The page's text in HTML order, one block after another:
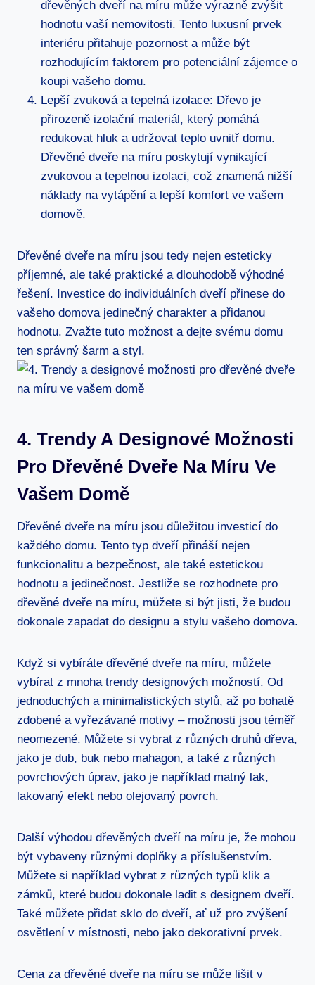
dřevěných dveří na míru může výrazně zvýšit
hodnotu vaší nemovitosti. Tento luxusní prvek
interiéru přitahuje pozornost a může být
rozhodujícím faktorem pro potenciální zájemce o
koupi vašeho domu.
Lepší zvuková a tepelná izolace: Dřevo je
přirozeně izolační materiál, který pomáhá
redukovat hluk a udržovat teplo uvnitř domu.
Dřevěné dveře na míru poskytují vynikající
zvukovou a tepelnou izolaci, což znamená nižší
náklady na vytápění a lepší komfort ve vašem
domově.
Dřevěné dveře na míru jsou tedy nejen esteticky
příjemné, ale také praktické a dlouhodobě výhodné
řešení. Investice do individuálních dveří přinese do
vašeho domova jedinečný charakter a přidanou
hodnotu. Zvažte tuto možnost a dejte svému domu
ten správný šarm a styl.
4. Trendy A Designové Možnosti
Pro Dřevěné Dveře Na Míru Ve
Vašem Domě
Dřevěné dveře na míru jsou důležitou investicí do
každého domu. Tento typ dveří přináší nejen
funkcionalitu a bezpečnost, ale také estetickou
hodnotu a jedinečnost. Jestliže se rozhodnete pro
dřevěné dveře na míru, můžete si být jisti, že budou
dokonale zapadat do designu a stylu vašeho domova.
Když si vybíráte dřevěné dveře na míru, můžete
vybírat z mnoha trendy designových možností. Od
jednoduchých a minimalistických stylů, až po bohatě
zdobené a vyřezávané motivy – možnosti jsou téměř
neomezené. Můžete si vybrat z různých druhů dřeva,
jako je dub, buk nebo mahagon, a také z různých
povrchových úprav, jako je například matný lak,
lakovaný efekt nebo olejovaný povrch.
Další výhodou dřevěných dveří na míru je, že mohou
být vybaveny různými doplňky a příslušenstvím.
Můžete si například vybrat z různých typů klik a
zámků, které budou dokonale ladit s designem dveří.
Také můžete přidat sklo do dveří, ať už pro zvýšení
osvětlení v místnosti, nebo jako dekorativní prvek.
Cena za dřevěné dveře na míru se může lišit v